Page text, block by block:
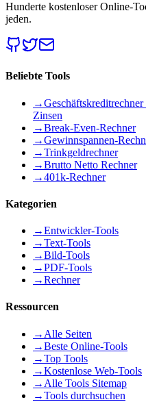
Hunderte kostenloser Online-
jeden.
Beliebte Tools
→
Zinsen
→Break-Even-Rechner
→Gewinnspannen-
→Trinkgeldrechner
→Brutto Netto Rechner
→401k-Rechner
Kategorien
→Entwickler-Tools
→Text-Tools
→Bild-Tools
→PDF-Tools
→Rechner
Ressourcen
→ Alle Seiten
→Beste Online-Tools
→Top Tools
→Kostenlose Web-Tools
→ Alle Tools Sitemap
→Tools durchsuchen